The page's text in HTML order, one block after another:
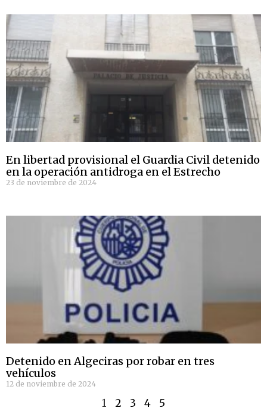
En libertad provisional el Guardia Civil detenido
en la operación antidroga en el Estrecho
23 de noviembre de 2024
Detenido en Algeciras por robar en tres
vehículos
12 de noviembre de 2024
1 2 3 4 5